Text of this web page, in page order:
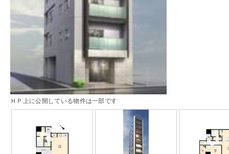
ＨＰ上に公開している物件は一部です